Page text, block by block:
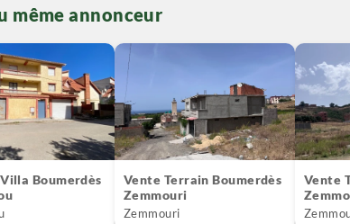
même annonceur
Boumerdès
Vente Terrain Boumerdès
Zemmouri
Zemmouri
Vente